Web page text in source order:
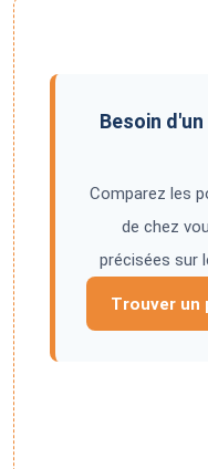
Besoin
Comparez les
de chez
précisées sur
Trouver un